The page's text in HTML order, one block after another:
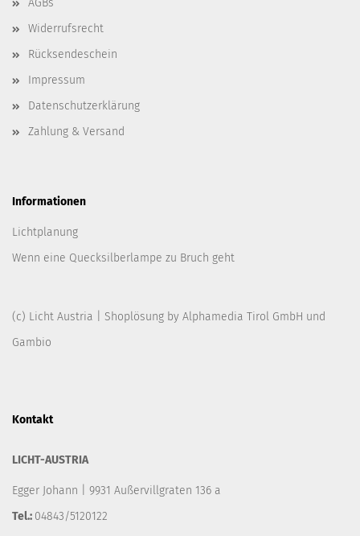
AGBs
Widerrufsrecht
Rücksendeschein
Impressum
Datenschutzerklärung
Zahlung & Versand
Informationen
Lichtplanung
Wenn eine Quecksilberlampe zu Bruch geht
(c) Licht Austria | Shoplösung by Alphamedia Tirol GmbH und
Gambio
Kontakt
LICHT-AUSTRIA
Egger Johann | 9931 Außervillgraten 136 a
Tel.: 04843/5120122